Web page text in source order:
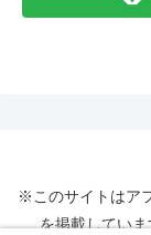
※このサイトはア
を掲載してい